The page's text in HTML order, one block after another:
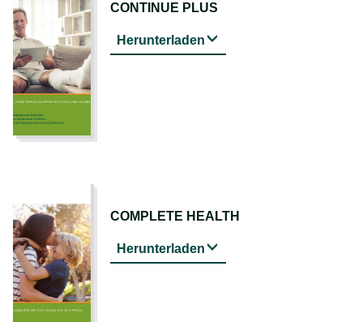
CONTINUE PLUS
Herunterladen
COMPLETE HEALTH
Herunterladen